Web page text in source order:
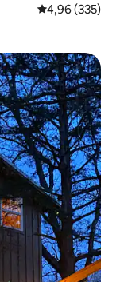
Priemerné
4,96 (335)